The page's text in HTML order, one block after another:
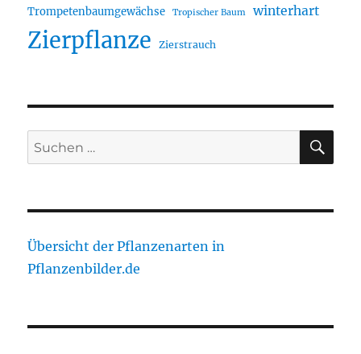
Trompetenbaumgewächse Tropischer Baum winterhart
Zierpflanze Zierstrauch
Suche
nach:
Übersicht der Pflanzenarten in
Pflanzenbilder.de